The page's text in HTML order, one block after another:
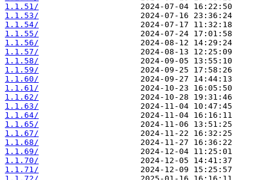
1.1.51/
1.1.53/
1.1.54/
1.1.55/
1.1.56/
1.1.57/
1.1.58/
1.1.59/
1.1.60/
1.1.61/
1.1.62/
1.1.63/
1.1.64/
1.1.65/
1.1.67/
1.1.68/
1.1.69/
1.1.70/
1.1.71/